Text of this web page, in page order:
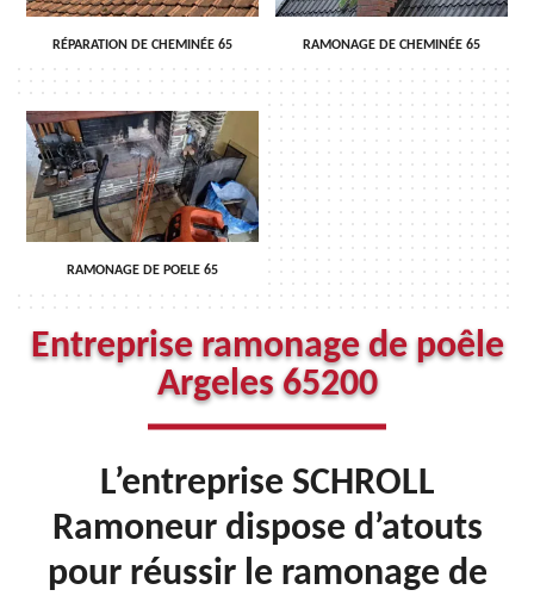
RÉPARATION DE CHEMINÉE 65 RAMONAGE DE CHEMINÉE 65
RAMONAGE DE POELE 65
Entreprise ramonage de poêle
Argeles 65200
L’entreprise SCHROLL
Ramoneur dispose d’atouts
pour réussir le ramonage de